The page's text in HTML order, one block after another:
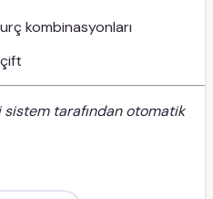
kombinasyonları
sistem tarafından otomatik